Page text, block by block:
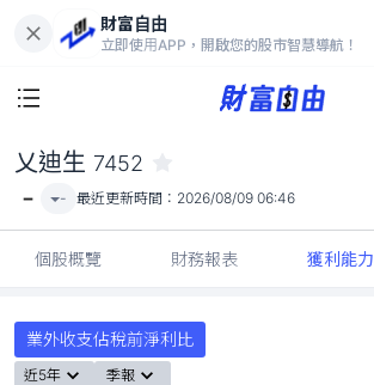
財富自由
立即使用APP，開啟您的股市智慧導航！
-
乂迪生 7452
- - 最近更新時間： 2026/08/09 06:46
個股概覽 財務報表 獲利能力
業外收支佔稅前淨利比
近5年 季報